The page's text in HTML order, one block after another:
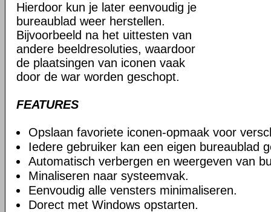
Hierdoor kun je later eenvoudig je
bureaublad weer herstellen.
Bijvoorbeeld na het uittesten van
andere beeldresoluties, waardoor
de plaatsingen van iconen vaak
door de war worden geschopt.
FEATURES
Opslaan favoriete iconen-opmaak voor
Iedere gebruiker kan een eigen bureaublad
Automatisch verbergen en weergeven van
Minaliseren naar systeemvak.
Eenvoudig alle vensters minimaliseren.
Dorect met Windows opstarten.